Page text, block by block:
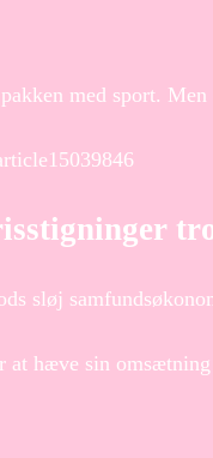
med sport.
sløj
hæve sin omsætning